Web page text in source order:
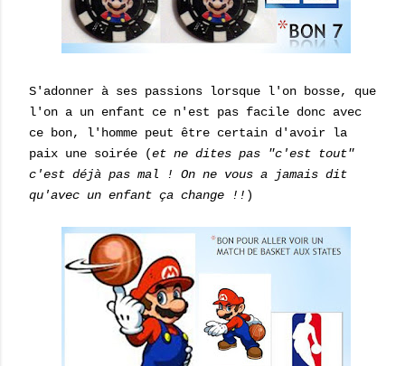
S'adonner à ses passions lorsque l'on bosse, que
l'on a un enfant ce n'est pas facile donc avec
ce bon, l'homme peut être certain d'avoir la
paix une soirée (et ne dites pas "c'est tout"
c'est déjà pas mal ! On ne vous a jamais dit
qu'avec un enfant ça change !! )